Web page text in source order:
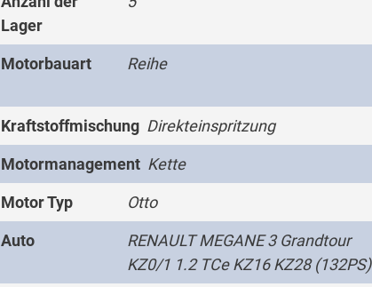
Lager
Motorbauart Reihe
Kraftstoffmischung Direkteinspritzung
Motormanagement Kette
Motor Typ Otto
Auto
RENAULT MEGANE 3 Grandtour
KZ0/1 1.2 TCe KZ16 KZ28 (132PS)